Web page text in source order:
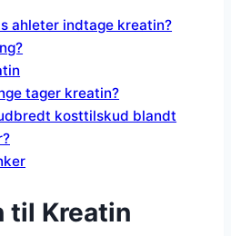
ahleter indtage kreatin?
tager kreatin?
kosttilskud blandt
til Kreatin